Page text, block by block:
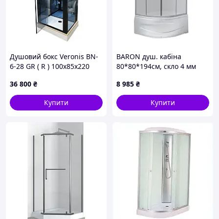
Душовий бокс Veronis BN-
6-28 GR ( R ) 100х85х220
36 800 ₴
Купити
BARON душ. кабіна
80*80*194см, скло 4 мм
піддоном, колір сатин
8 985 ₴
Купити